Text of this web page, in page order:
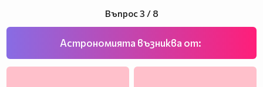
Въпрос 3 / 8
Астрономията възниква от: